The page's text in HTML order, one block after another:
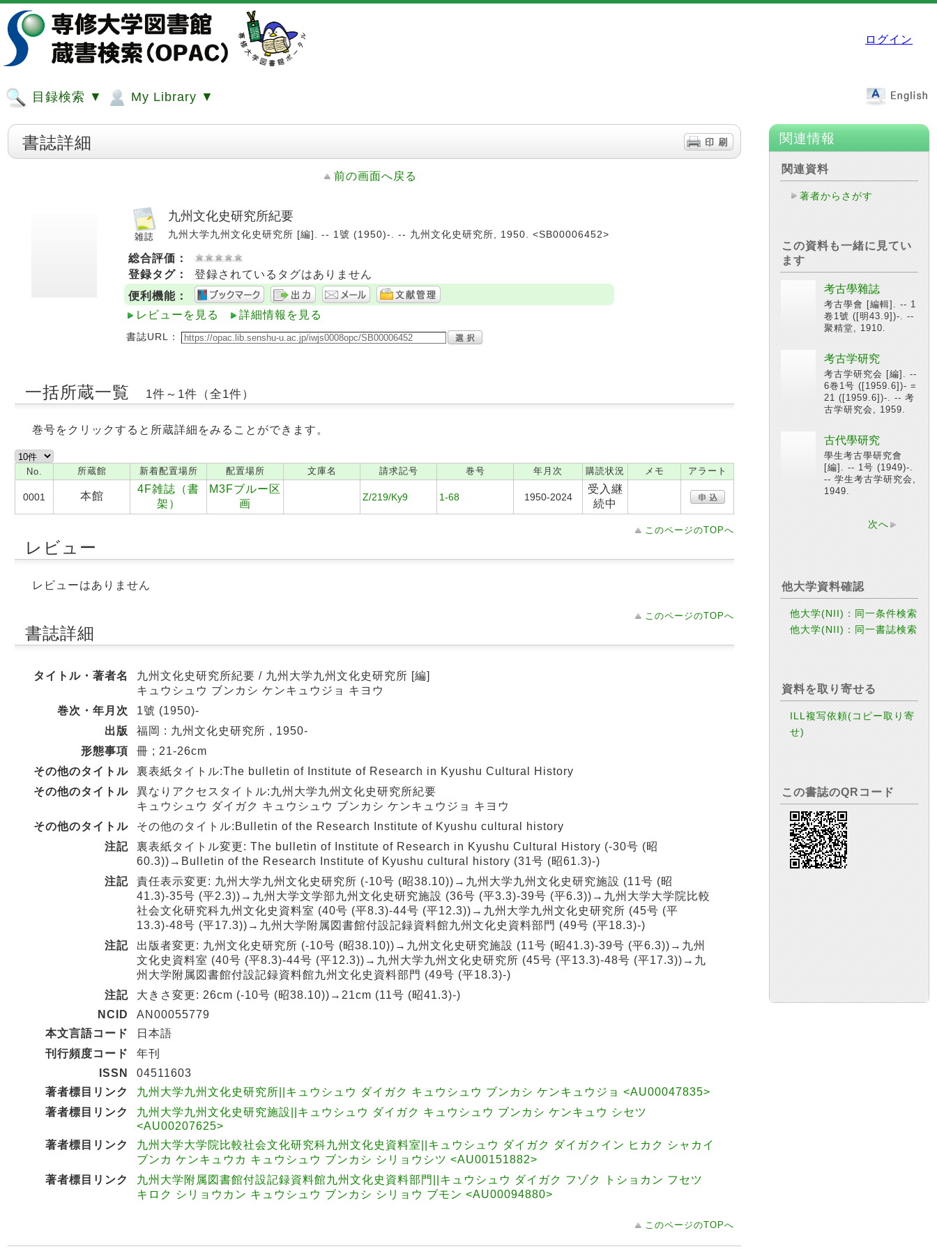
ログイン
目録検索 ▼ My Library ▼
書誌詳細
前の画面へ戻る
九州文化史研究所紀要
九州大学九州文化史研究所 [編]. -- 1號 (1950)-. -- 九州文化史研究所, 1950. <SB00006452>
総合評価：
登録タグ：
登録されているタグはありません
便利機能：
レビューを見る
詳細情報を見る
書誌URL：
一括所蔵一覧 1件～1件（全1件）
巻号をクリックすると所蔵詳細をみることができます。
No. 所蔵館 新着配置場所 配置場所 文庫名 請求記号 巻号 年月次 購読状況 メモ アラート
0001 本館
4F雑誌（書
架）
M3Fブルー区
画
Z/219/Ky9 1-68 1950-2024
受入継
続中
このページのTOPへ
レビュー
レビューはありません
このページのTOPへ
書誌詳細
タイトル・著者名
九州文化史研究所紀要 / 九州大学九州文化史研究所 [編]
キュウシュウ ブンカシ ケンキュウジョ キヨウ
巻次・年月次
1號 (1950)-
出版
福岡 : 九州文化史研究所 , 1950-
形態事項
冊 ; 21-26cm
その他のタイトル
裏表紙タイトル:The bulletin of Institute of Research in Kyushu Cultural History
その他のタイトル
異なりアクセスタイトル:九州大学九州文化史研究所紀要
キュウシュウ ダイガク キュウシュウ ブンカシ ケンキュウジョ キヨウ
その他のタイトル
その他のタイトル:Bulletin of the Research Institute of Kyushu cultural history
注記
裏表紙タイトル変更: The bulletin of Institute of Research in Kyushu Cultural History (-30号 (昭
60.3))→Bulletin of the Research Institute of Kyushu cultural history (31号 (昭61.3)-)
注記
責任表示変更: 九州大学九州文化史研究所 (-10号 (昭38.10))→九州大学九州文化史研究施設 (11号 (昭
41.3)-35号 (平2.3))→九州大学文学部九州文化史研究施設 (36号 (平3.3)-39号 (平6.3))→九州大学大学院比較
社会文化研究科九州文化史資料室 (40号 (平8.3)-44号 (平12.3))→九州大学九州文化史研究所 (45号 (平
13.3)-48号 (平17.3))→九州大学附属図書館付設記録資料館九州文化史資料部門 (49号 (平18.3)-)
注記
出版者変更: 九州文化史研究所 (-10号 (昭38.10))→九州文化史研究施設 (11号 (昭41.3)-39号 (平6.3))→九州
文化史資料室 (40号 (平8.3)-44号 (平12.3))→九州大学九州文化史研究所 (45号 (平13.3)-48号 (平17.3))→九
州大学附属図書館付設記録資料館九州文化史資料部門 (49号 (平18.3)-)
注記
大きさ変更: 26cm (-10号 (昭38.10))→21cm (11号 (昭41.3)-)
NCID
AN00055779
本文言語コード
日本語
刊行頻度コード
年刊
ISSN
04511603
著者標目リンク
九州大学九州文化史研究所||キュウシュウ ダイガク キュウシュウ ブンカシ ケンキュウジョ <AU00047835>
著者標目リンク
九州大学九州文化史研究施設||キュウシュウ ダイガク キュウシュウ ブンカシ ケンキュウ シセツ
<AU00207625>
著者標目リンク
九州大学大学院比較社会文化研究科九州文化史資料室||キュウシュウ ダイガク ダイガクイン ヒカク シャカイ
ブンカ ケンキュウカ キュウシュウ ブンカシ シリョウシツ <AU00151882>
著者標目リンク
九州大学附属図書館付設記録資料館九州文化史資料部門||キュウシュウ ダイガク フゾク トショカン フセツ
キロク シリョウカン キュウシュウ ブンカシ シリョウ ブモン <AU00094880>
このページのTOPへ
関連情報
関連資料
著者からさがす
この資料も一緒に見てい
ます
考古學雜誌
考古學會 [編輯]. -- 1
卷1號 ([明43.9])-. --
聚精堂, 1910.
考古学研究
考古学研究会 [編]. --
6巻1号 ([1959.6])- =
21 ([1959.6])-. -- 考
古学研究会, 1959.
古代學研究
學生考古學研究會
[編]. -- 1号 (1949)-.
-- 学生考古学研究会,
1949.
次へ
他大学資料確認
他大学(NII)：同一条件検索
他大学(NII)：同一書誌検索
資料を取り寄せる
ILL複写依頼(コピー取り寄
せ)
この書誌のQRコード